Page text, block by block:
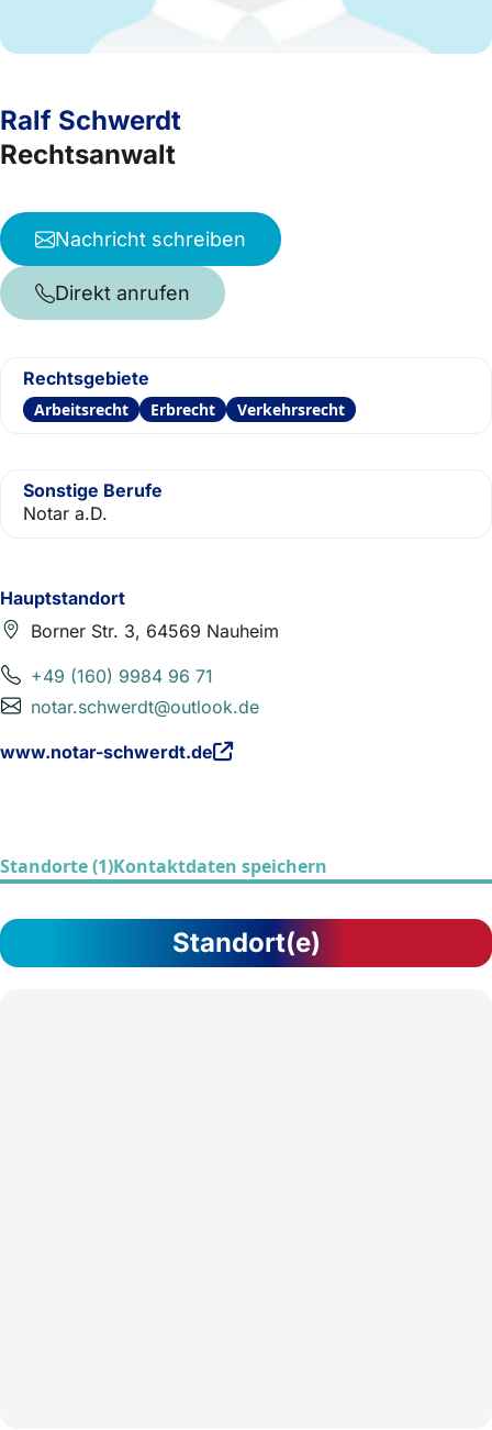
Hauptstandort
Borner Str. 3, 64569 Nauheim
+49 (160) 9984 96 71
notar.schwerdt@outlook.de
www.notar-schwerdt.de
Ralf Schwerdt
Rechtsanwalt
Nachricht schreiben
Direkt anrufen
Rechtsgebiete
Arbeitsrecht Erbrecht Verkehrsrecht
Sonstige Berufe
Notar a.D.
Standorte (1)Kontaktdaten speichern
Standort(e)